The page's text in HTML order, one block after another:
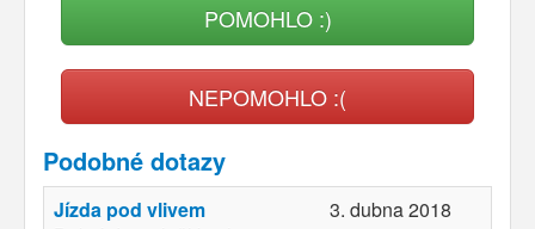
POMOHLO :)
NEPOMOHLO :(
Podobné dotazy
Jízda pod vlivem
3. dubna 2018